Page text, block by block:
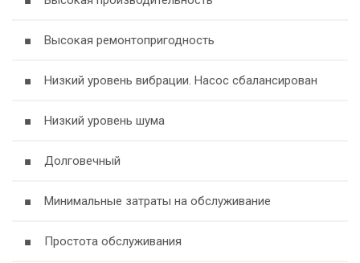
■ Высокая ремонтопригодность
■ Низкий уровень вибрации. Насос сбалансирован
■ Низкий уровень шума
■ Долговечный
■ Минимальные затраты на обслуживание
■ Простота обслуживания